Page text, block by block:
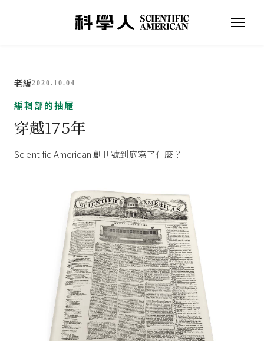
老編2020.10.04
編輯部的抽屜
穿越175年
Scientific American 創刊號到底寫了什麼？